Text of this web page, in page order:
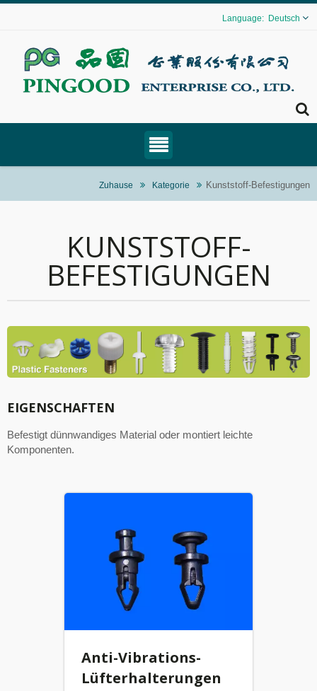
Deutsch
Zuhause Kategorie Kunststoff-Befestigungen
KUNSTSTOFF-
BEFESTIGUNGEN
EIGENSCHAFTEN
Befestigt dünnwandiges Material oder montiert leichte
Komponenten.
Anti-Vibrations-
Lüfterhalterungen